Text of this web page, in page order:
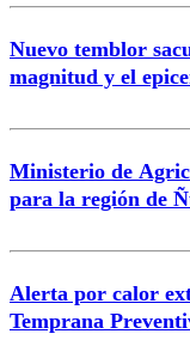
Nuevo temblor
magnitud y el
Ministerio de
para la región de
Alerta por calor
Temprana